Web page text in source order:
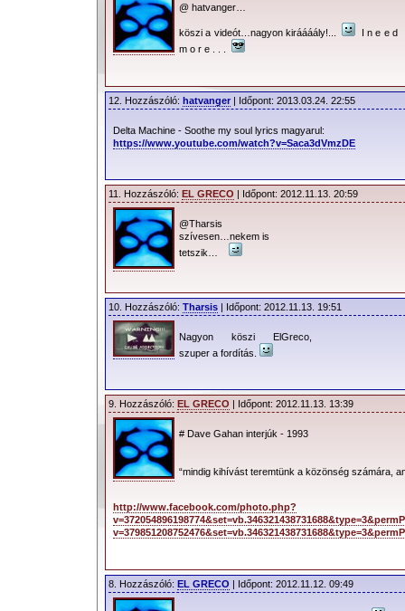
@ hatvanger…
köszi a videót…nagyon kiráááály!...
I n e e d
m o r e . . .
12. Hozzászóló: hatvanger | Időpont: 2013.03.24. 22:55
Delta Machine - Soothe my soul lyrics magyarul:
https://www.youtube.com/watch?v=Saca3dVmzDE
11. Hozzászóló: EL GRECO | Időpont: 2012.11.13. 20:59
@Tharsis
szívesen…nekem is
tetszik…
10. Hozzászóló: Tharsis | Időpont: 2012.11.13. 19:51
Nagyon köszi ElGreco,
szuper a fordítás.
9. Hozzászóló: EL GRECO | Időpont: 2012.11.13. 13:39
# Dave Gahan interjúk - 1993
“mindig kihívást teremtünk a közönség számára,
http://www.facebook.com/photo.php?
8. Hozzászóló: EL GRECO | Időpont: 2012.11.12. 09:49